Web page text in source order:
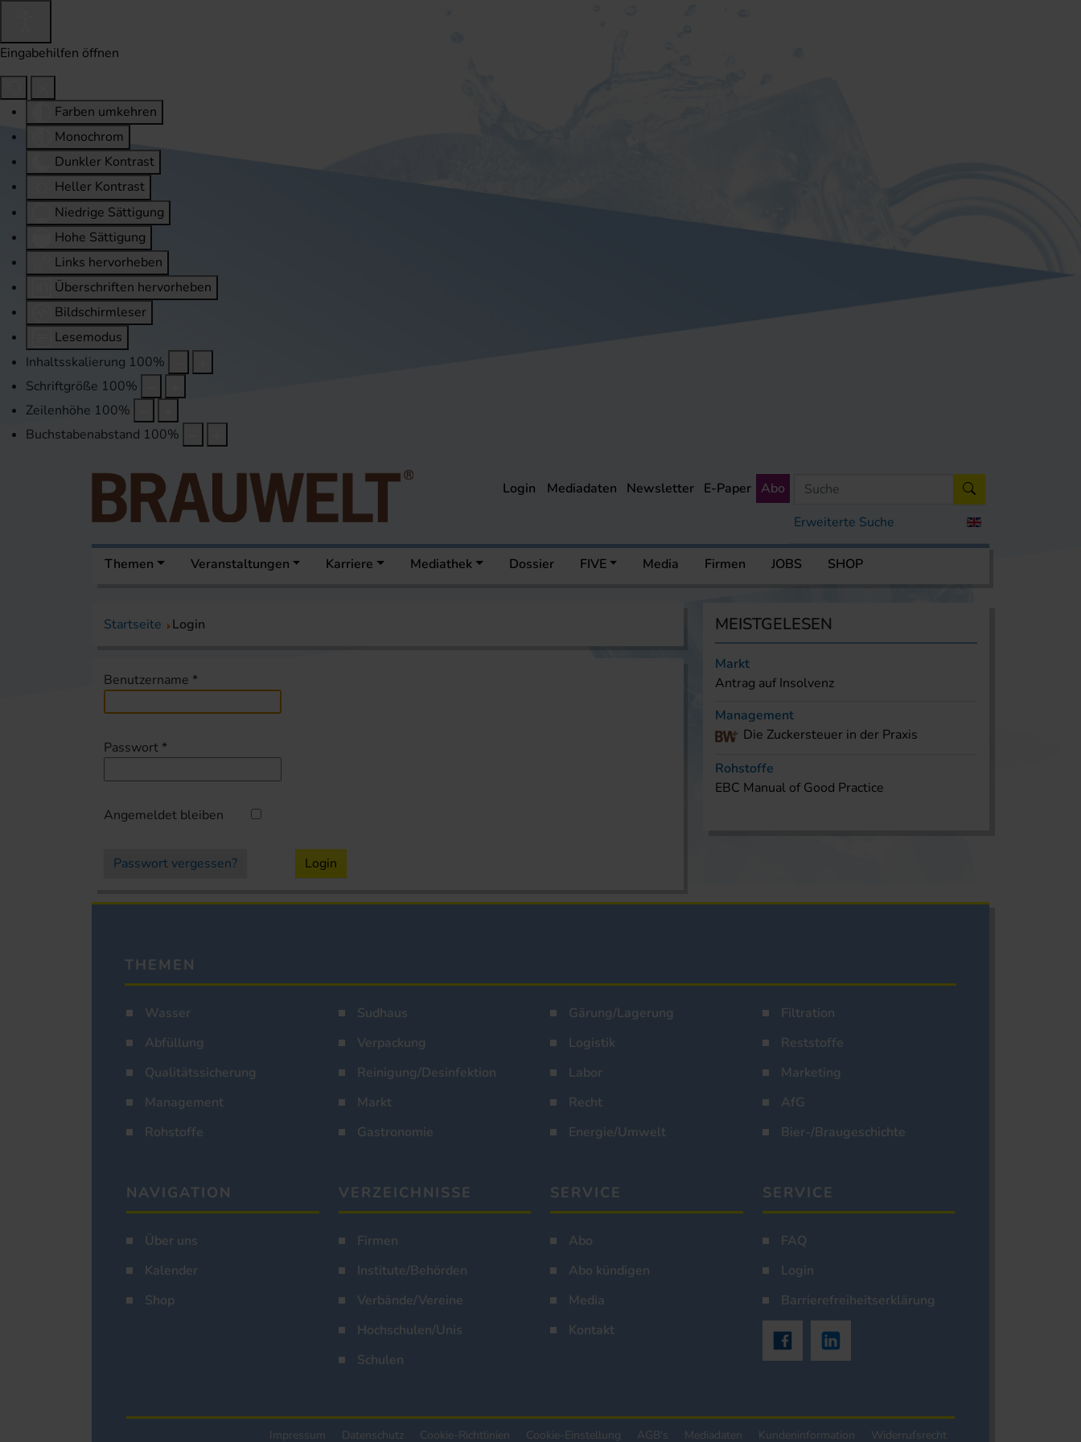
Eingabehilfen öffnen
Farben umkehren
Monochrom
Dunkler Kontrast
Heller Kontrast
Niedrige Sättigung
Hohe Sättigung
Links hervorheben
Überschriften hervorheben
Bildschirmleser
Lesemodus
Inhaltsskalierung 100%
Schriftgröße 100%
Zeilenhöhe 100%
Buchstabenabstand 100%
Erweiterte Suche
Login Mediadaten Newsletter E-Paper Abo
Themen Veranstaltungen Karriere Mediathek Dossier FIVE Media Firmen JOBS SHOP
Startseite Login
Benutzername *
Passwort *
Angemeldet bleiben
Passwort vergessen? Login
MEISTGELESEN
Markt
Antrag auf Insolvenz
Management
Die Zuckersteuer in der Praxis
Rohstoffe
EBC Manual of Good Practice
THEMEN
Wasser Sudhaus Gärung/Lagerung
Filtration
Abfüllung
Verpackung Logistik
Reststoffe
Qualitätssicherung
Reinigung/Desinfektion Labor
Marketing
Management
Markt Recht
AfG
Rohstoffe
Gastronomie Energie/Umwelt Bier-/Braugeschichte
NAVIGATION
Über uns
Kalender
Shop
VERZEICHNISSE
Firmen
Institute/Behörden
Verbände/Vereine
Hochschulen/Unis
Schulen
SERVICE
Abo
Abo kündigen
Media
Kontakt
SERVICE
FAQ
Login
Barrierefreiheitserklärung
Impressum Datenschutz Cookie-Richtlinien Cookie-Einstellung AGB's Mediadaten Kundeninformation Widerrufsrecht